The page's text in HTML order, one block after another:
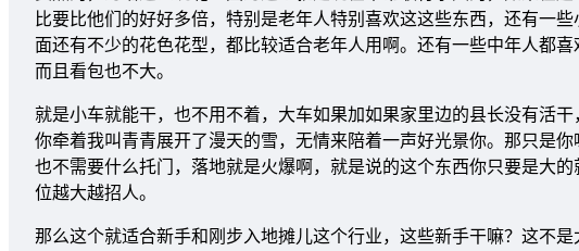
比要比他们的好好多倍，特别是老年人特别喜欢这这些东西，还有一
面还有不少的花色花型，都比较适合老年人用啊。还有一些中年人都
而且看包也不大。
就是小车就能干，也不用不着，大车如果加如果家里边的县长没有活
你牵着我叫青青展开了漫天的雪，无情来陪着一声好光景你。那只是
也不需要什么托门，落地就是火爆啊，就是说的这个东西你只要是大
位越大越招人。
那么这个就适合新手和刚步入地摊儿这个行业，这些新手干嘛？这不